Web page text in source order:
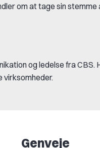
om at tage sin
og ledelse fra
virksomheder.
Genveje